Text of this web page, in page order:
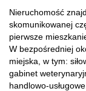
Nieruchomość
skomunikowanej
pierwsze
W bezpośredniej
miejska, w tym:
gabinet
handlowo-usługowe.